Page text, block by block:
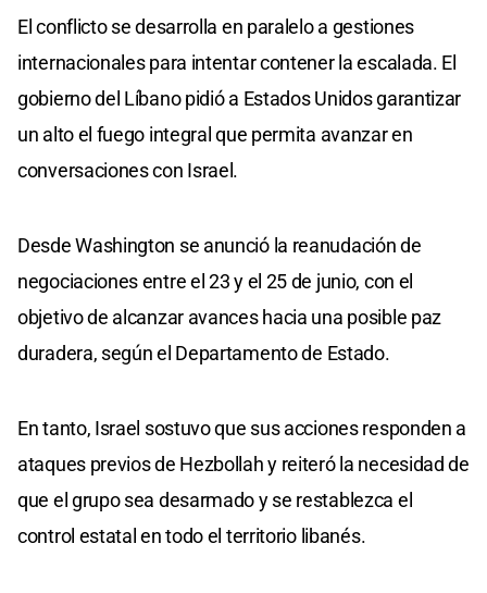
El conflicto se desarrolla en paralelo a gestiones
internacionales para intentar contener la escalada. El
gobierno del Líbano pidió a Estados Unidos garantizar
un alto el fuego integral que permita avanzar en
conversaciones con Israel.
Desde Washington se anunció la reanudación de
negociaciones entre el 23 y el 25 de junio, con el
objetivo de alcanzar avances hacia una posible paz
duradera, según el Departamento de Estado.
En tanto, Israel sostuvo que sus acciones responden a
ataques previos de Hezbollah y reiteró la necesidad de
que el grupo sea desarmado y se restablezca el
control estatal en todo el territorio libanés.